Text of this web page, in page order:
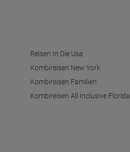
Reisen In Die Usa
Kombireisen New York
Kombireisen Familien
Kombireisen All Inclusive Florida